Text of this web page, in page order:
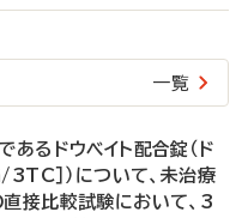
一覧
あるドウベイト配合錠（ド
］）について、未治療
接比較試験において、3